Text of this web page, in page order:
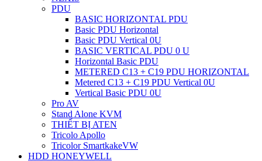
PDU
BASIC HORIZONTAL PDU
Basic PDU Horizontal
Basic PDU Vertical 0U
BASIC VERTICAL PDU 0 U
Horizontal Basic PDU
METERED C13 + C19 PDU HORIZONTAL
Metered C13 + C19 PDU Vertical 0U
Vertical Basic PDU 0U
Pro AV
Stand Alone KVM
THIẾT BỊ ATEN
Tricolo Apollo
Tricolor SmartkakeVW
HDD HONEYWELL